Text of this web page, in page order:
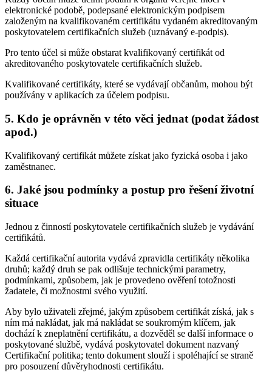
elektronické podobě, podepsané elektronickým podpisem
založeným na kvalifikovaném certifikátu vydaném akreditovaným
poskytovatelem certifikačních služeb (uznávaný e-podpis).
Pro tento účel si může obstarat kvalifikovaný certifikát od
akreditovaného poskytovatele certifikačních služeb.
Kvalifikované certifikáty, které se vydávají občanům, mohou být
používány v aplikacích za účelem podpisu.
5. Kdo je oprávněn v této věci jednat (podat žádost
apod.)
Kvalifikovaný certifikát můžete získat jako fyzická osoba i jako
zaměstnanec.
6. Jaké jsou podmínky a postup pro řešení životní
situace
Jednou z činností poskytovatele certifikačních služeb je vydávání
certifikátů.
Každá certifikační autorita vydává zpravidla certifikáty několika
druhů; každý druh se pak odlišuje technickými parametry,
podmínkami, způsobem, jak je provedeno ověření totožnosti
žadatele, či možnostmi svého využití.
Aby bylo uživateli zřejmé, jakým způsobem certifikát získá, jak s
ním má nakládat, jak má nakládat se soukromým klíčem, jak
dochází k zneplatnění certifikátu, a dozvěděl se další informace o
poskytované službě, vydává poskytovatel dokument nazvaný
Certifikační politika; tento dokument slouží i spoléhající se straně
pro posouzení důvěryhodnosti certifikátu.